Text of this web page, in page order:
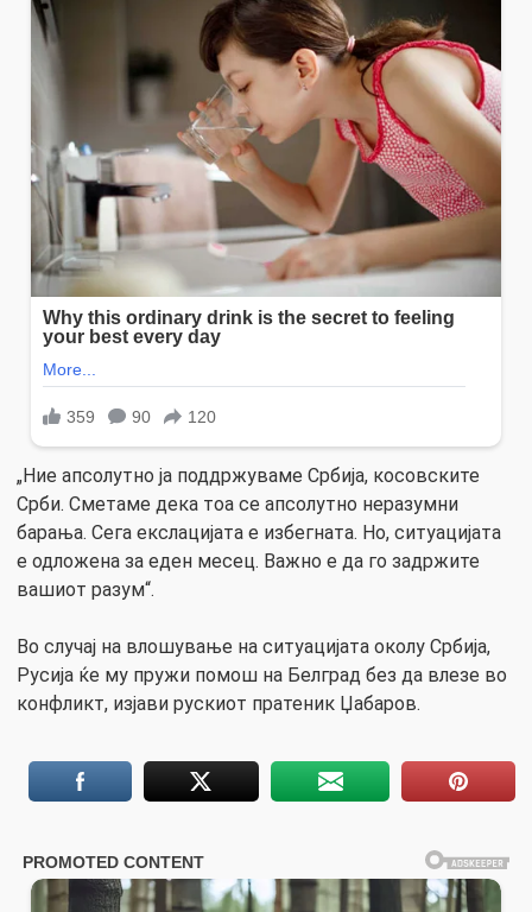
„Ние апсолутно ја поддржуваме Србија, косовските
Срби. Сметаме дека тоа се апсолутно неразумни
барања. Сега екслацијата е избегната. Но, ситуацијата
е одложена за еден месец. Важно е да го задржите
вашиот разум“.
Во случај на влошување на ситуацијата околу Србија,
Русија ќе му пружи помош на Белград без да влезе во
конфликт, изјави рускиот пратеник Џабаров.